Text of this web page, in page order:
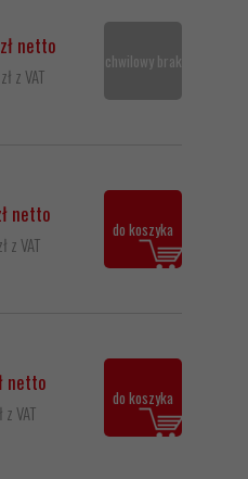
netto
z VAT
chwilowy brak
netto
z VAT
do koszyka
netto
VAT
do koszyka